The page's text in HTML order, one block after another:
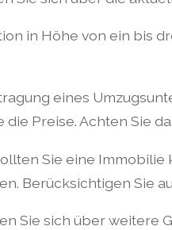
in Höhe von ein bis
eines
Preise. Achten Sie
Sie eine Immobilie
Berücksichtigen Sie
Sie sich über weitere